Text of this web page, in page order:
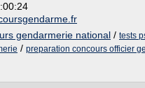
gendarmerie national / tests
/ preparation concours officier